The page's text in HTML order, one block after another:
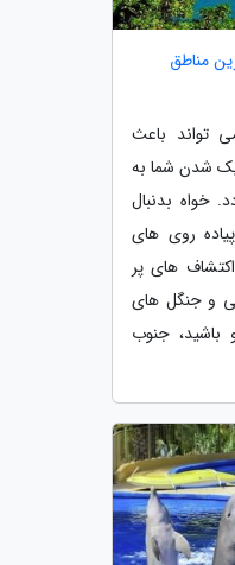
مناطق
تواند باعث
شدن شما به
خواه بدنبال
روی های
های پر
و جنگل های
باشید، جنوب